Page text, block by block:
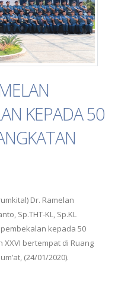
KEPADA 50
Dr. Ramelan
Sp.THT-KL, Sp.KL
kepada 50
XXVI bertempat di Ruang
(24/01/2020).